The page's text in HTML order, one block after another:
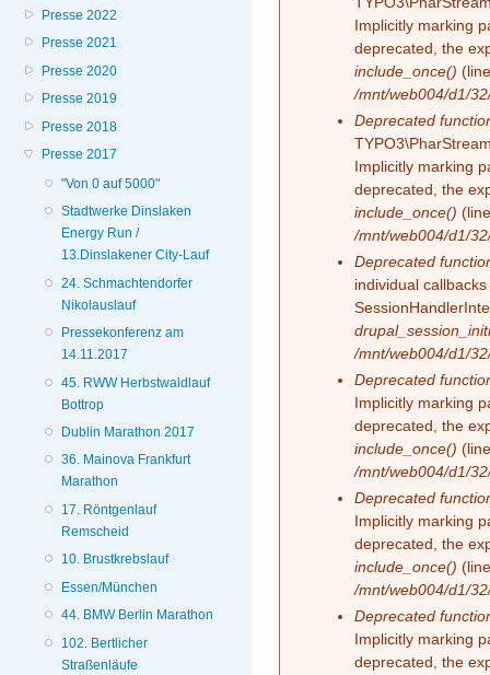
Presse 2022
Presse 2021
Presse 2020
Presse 2019
Presse 2018
Presse 2017
"Von 0 auf 5000"
Stadtwerke Dinslaken
Energy Run /
13.Dinslakener City-Lauf
24. Schmachtendorfer
Nikolauslauf
Pressekonferenz am
14.11.2017
45. RWW Herbstwaldlauf
Bottrop
Dublin Marathon 2017
36. Mainova Frankfurt
Marathon
17. Röntgenlauf
Remscheid
10. Brustkrebslauf
Essen/München
44. BMW Berlin Marathon
102. Bertlicher
Straßenläufe
Implicitly marking
deprecated, the
include_once()
/mnt/web004/d1/
Deprecated
Implicitly marking
deprecated, the
include_once()
/mnt/web004/d1/
Deprecated
individual
/mnt/web004/d1/
Deprecated
Implicitly marking
deprecated, the
include_once()
/mnt/web004/d1/
Deprecated
Implicitly marking
deprecated, the
include_once()
/mnt/web004/d1/
Deprecated
Implicitly marking
deprecated, the